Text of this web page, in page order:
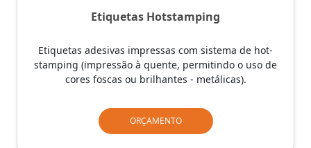
Etiquetas Hotstamping
Etiquetas adesivas impressas com sistema de hot-
stamping (impressão à quente, permitindo o uso de
cores foscas ou brilhantes - metálicas).
ORÇAMENTO